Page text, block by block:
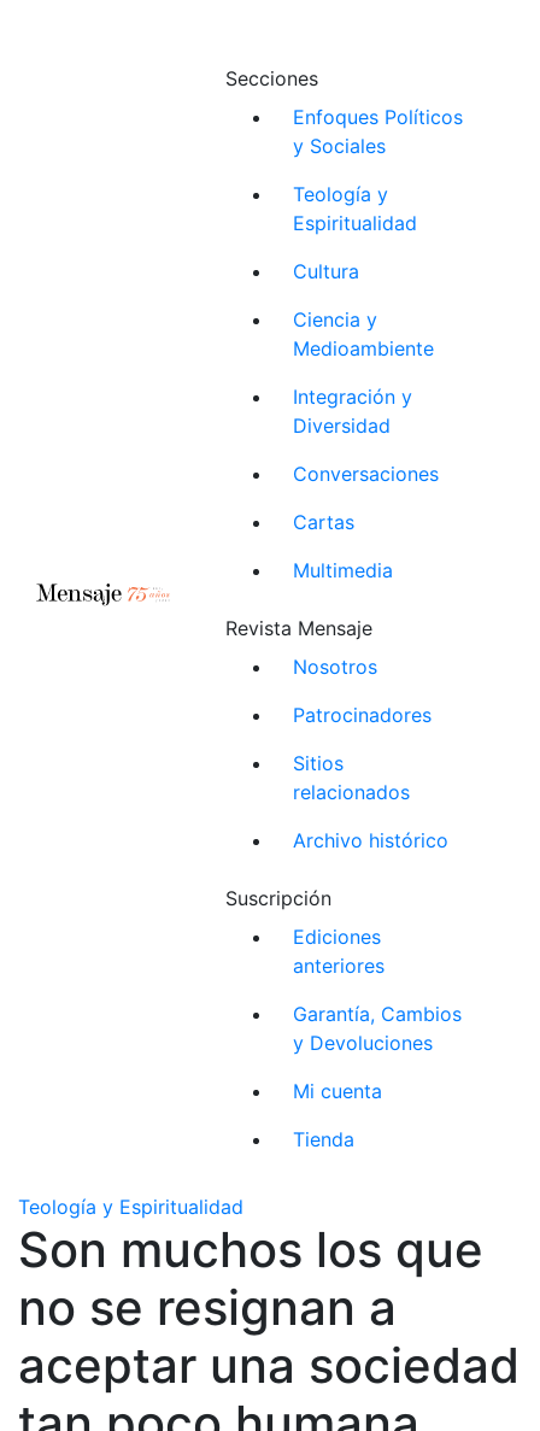
Secciones
Enfoques Políticos
y Sociales
Teología y
Espiritualidad
Cultura
Ciencia y
Medioambiente
Integración y
Diversidad
Conversaciones
Cartas
Multimedia
Revista Mensaje
Nosotros
Patrocinadores
Sitios
relacionados
Archivo histórico
Suscripción
Ediciones
anteriores
Garantía, Cambios
y Devoluciones
Mi cuenta
Tienda
Teología y Espiritualidad
Son muchos los que
no se resignan a
aceptar una sociedad